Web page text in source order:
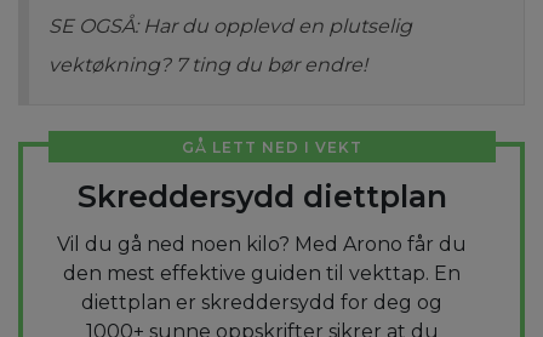
SE OGSÅ: Har du opplevd en plutselig
vektøkning? 7 ting du bør endre!
GÅ LETT NED I VEKT
Skreddersydd diettplan
Vil du gå ned noen kilo? Med Arono får du
den mest effektive guiden til vekttap. En
diettplan er skreddersydd for deg og
1000+ sunne oppskrifter sikrer at du